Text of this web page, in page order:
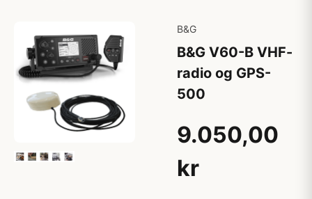
B&G
B&G V60-B VHF-
radio og GPS-
500
9.050,00
kr